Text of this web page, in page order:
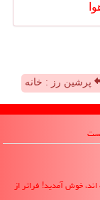
پرشین رز : خانه
خوش آمدید! فراتر از